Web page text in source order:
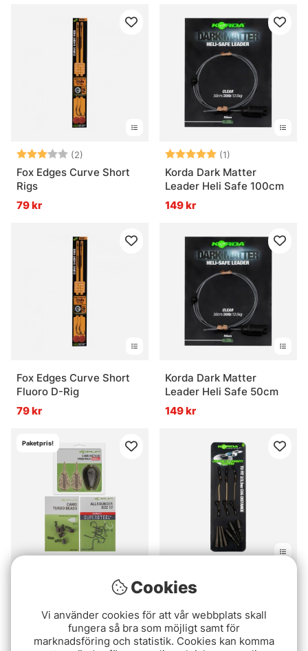
Betyg: (2)
3.0 utav 5 stjärnor
Fox Edges Curve Short
Rigs
79 kr
Betyg: (1)
Korda Dark Matter
Leader Heli Safe 100cm
149 kr
Fox Edges Curve Short
Fluoro D-Rig
79 kr
Korda Dark Matter
Leader Heli Safe 50cm
149 kr
Paketpris!
Korum Method Feeder
149 kr
Korda COG Booms
Distance Lead
99 kr
Cookies
Vi använder cookies för att vår webbplats skall
fungera så bra som möjligt samt för
marknadsföring och statistik. Cookies kan komma